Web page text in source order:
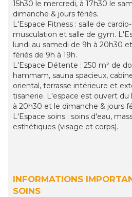
15h30 le mercredi, à 17h30 le
dimanche & jours fériés.
L'Espace Fitness : salle de
musculation et salle de gym.
lundi au samedi de 9h à 20h30
fériés de 9h à 19h.
L'Espace Détente : 250 m² de
hammam, sauna spacieux,
oriental, terrasse intérieure et
tisanerie. L'espace est ouvert du
à 20h30 et le dimanche & jours
L'Espace soins : soins d'eau,
esthétiques (visage et corps).
INFORMATIONS
SOINS